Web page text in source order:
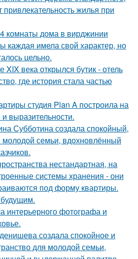
жилья при
комнаты дома в вирджинии
каждая имела свой характер, но
цельно.
XIX века открылся бутик - отель
где история стала частью
студия Plan A построила на
выразительности.
Субботина создала спокойный,
семьи, вдохновлённый
нестандартная, на
системы хранения - они
под форму квартиры.
интерьерного фотографа и
создала спокойное и
для молодой семьи,